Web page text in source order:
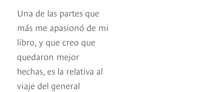
Una de las partes que
más me apasionó de mi
libro, y que creo que
quedaron mejor
hechas, es la relativa al
viaje del general